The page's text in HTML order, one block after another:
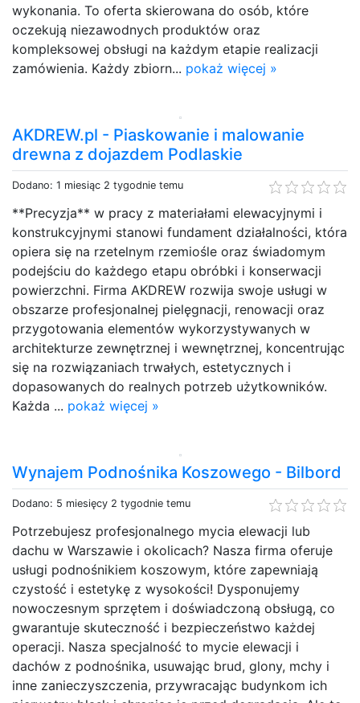
wykonania. To oferta skierowana do osób, które
oczekują niezawodnych produktów oraz
kompleksowej obsługi na każdym etapie realizacji
zamówienia. Każdy zbiorn... pokaż więcej »
AKDREW.pl - Piaskowanie i malowanie
drewna z dojazdem Podlaskie
Dodano: 1 miesiąc 2 tygodnie temu
**Precyzja** w pracy z materiałami elewacyjnymi i
konstrukcyjnymi stanowi fundament działalności, która
opiera się na rzetelnym rzemiośle oraz świadomym
podejściu do każdego etapu obróbki i konserwacji
powierzchni. Firma AKDREW rozwija swoje usługi w
obszarze profesjonalnej pielęgnacji, renowacji oraz
przygotowania elementów wykorzystywanych w
architekturze zewnętrznej i wewnętrznej, koncentrując
się na rozwiązaniach trwałych, estetycznych i
dopasowanych do realnych potrzeb użytkowników.
Każda ... pokaż więcej »
Wynajem Podnośnika Koszowego - Bilbord
Dodano: 5 miesięcy 2 tygodnie temu
Potrzebujesz profesjonalnego mycia elewacji lub
dachu w Warszawie i okolicach? Nasza firma oferuje
usługi podnośnikiem koszowym, które zapewniają
czystość i estetykę z wysokości! Dysponujemy
nowoczesnym sprzętem i doświadczoną obsługą, co
gwarantuje skuteczność i bezpieczeństwo każdej
operacji. Nasza specjalność to mycie elewacji i
dachów z podnośnika, usuwając brud, glony, mchy i
inne zanieczyszczenia, przywracając budynkom ich